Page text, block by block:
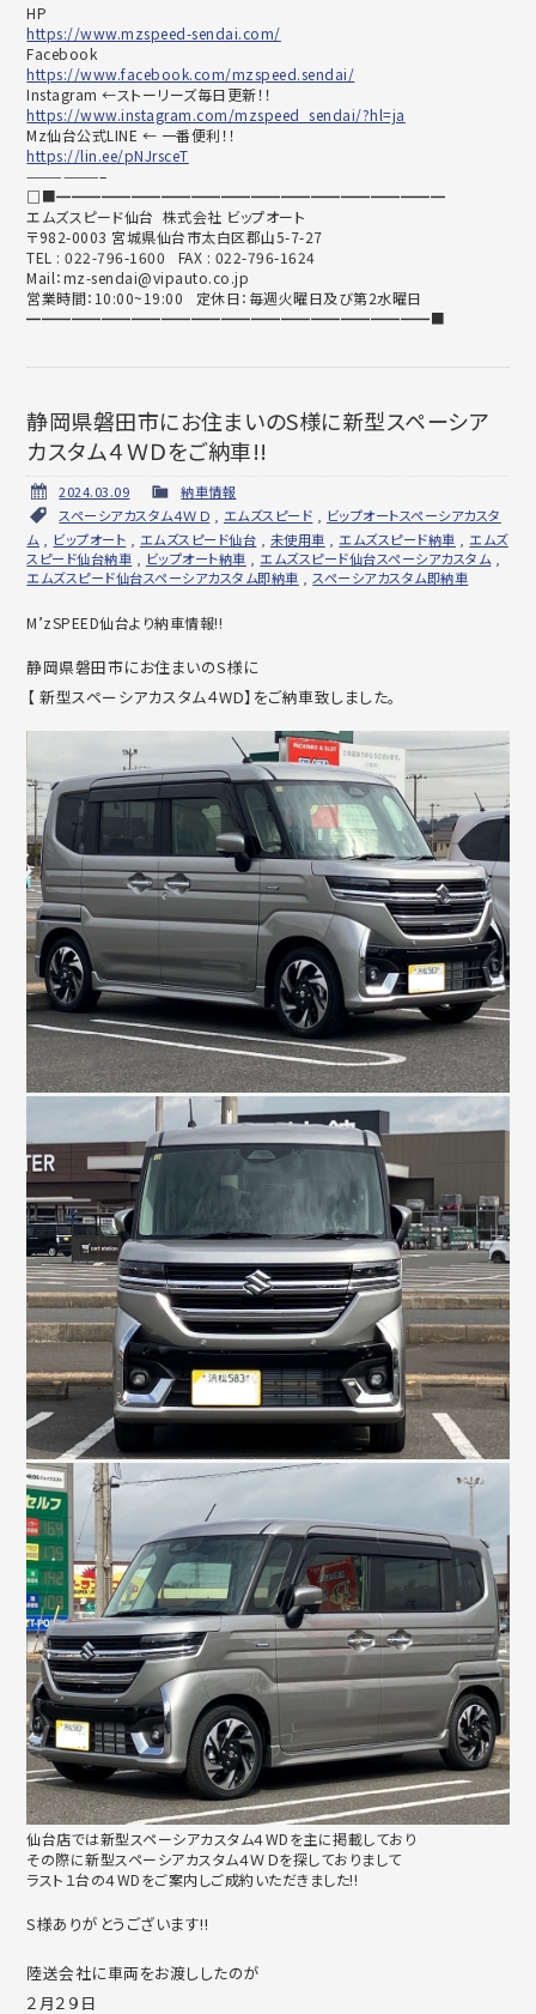
HP
https://www.mzspeed-sendai.com/
Facebook
https://www.facebook.com/mzspeed.sendai/
Instagram ←ストーリーズ毎日更新！！
https://www.instagram.com/mzspeed_sendai/?hl=ja
Mz仙台公式LINE ← 一番便利！！
https://lin.ee/pNJrsceT
——————–
□■━━━━━━━━━━━━━━━━━━━━━━━━━━
エムズスピード仙台 株式会社 ビップオート
〒982-0003 宮城県仙台市太白区郡山5-7-27
TEL : 022-796-1600 FAX : 022-796-1624
Mail：mz-sendai@vipauto.co.jp
営業時間：10:00~19:00 定休日：毎週火曜日及び第2水曜日
━━━━━━━━━━━━━━━━━━━━━━━━━━━■
静岡県磐田市にお住まいのS様に新型スペーシア
カスタム４ＷＤをご納車!!
2024.03.09
納車情報
スペーシアカスタム４ＷＤ , エムズスピード , ビップオートスペーシアカスタ
ム, ビップオート , エムズスピード仙台 , 未使用車 , エムズスピード納車 , エムズ
スピード仙台納車 , ビップオート納車 , エムズスピード仙台スペーシアカスタム,
エムズスピード仙台スペーシアカスタム即納車 ,スペーシアカスタム即納車
M’zSPEED仙台より納車情報!!
静岡県磐田市にお住まいのS様に
【 新型スペーシアカスタム４WD】をご納車致しました。
仙台店では新型スペーシアカスタム４WDを主に掲載しており
その際に新型スペーシアカスタム４ＷＤを探しておりまして
ラスト１台の４WDをご案内しご成約いただきました!!
S様ありがとうございます!!
陸送会社に車両をお渡ししたのが
２月２９日